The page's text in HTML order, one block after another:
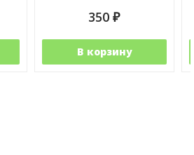
350 ₽
В корзину